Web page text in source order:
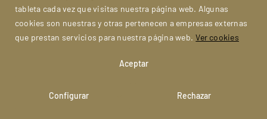
tableta cada vez que visitas nuestra página web. Algunas
cookies son nuestras y otras pertenecen a empresas externas
que prestan servicios para nuestra página web. Ver cookies
Configurar Rechazar
Aceptar
2006
Curado Dehesa de Los Llanos